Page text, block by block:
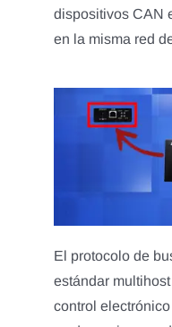
dispositivos CAN
en la misma red
El protocolo de
estándar
control